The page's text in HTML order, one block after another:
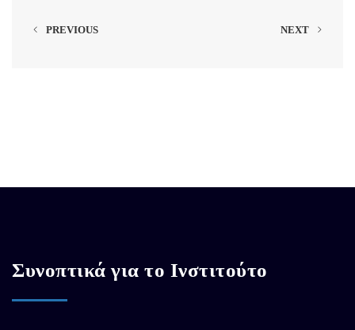
PREVIOUS NEXT
Συνοπτικά για το Ινστιτούτο